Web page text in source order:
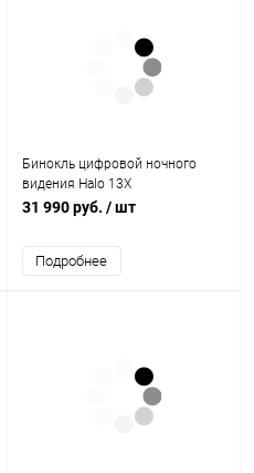
Бинокль цифровой ночного
видения Halo 13X
31 990 руб. / шт
Подробнее